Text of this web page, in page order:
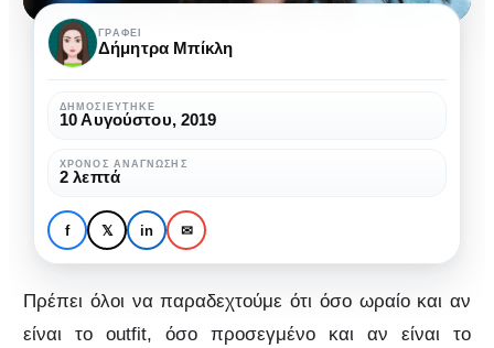
ΜΌΔΑ ΜΌΔΑ & ΟΜΟΡΦΙΆ
Αξεσουάρ για να
απογειώσεις ένα
καλοκαιρινό look
Αξεσουάρ
για
απογειώσεις
ένα
καλοκαιρινό
look
ΓΡΆΦΕΙ
Δήμητρα Μπίκλη
ΔΗΜΟΣΙΕΎΤΗΚΕ
10 Αυγούστου, 2019
ΧΡΌΝΟΣ ΑΝΆΓΝΩΣΗΣ
2 λεπτά
f 𝕏 in ✉
Πρέπει όλοι να παραδεχτούμε ότι όσο ωραίο και αν
είναι το outfit, όσο προσεγμένο και αν είναι το